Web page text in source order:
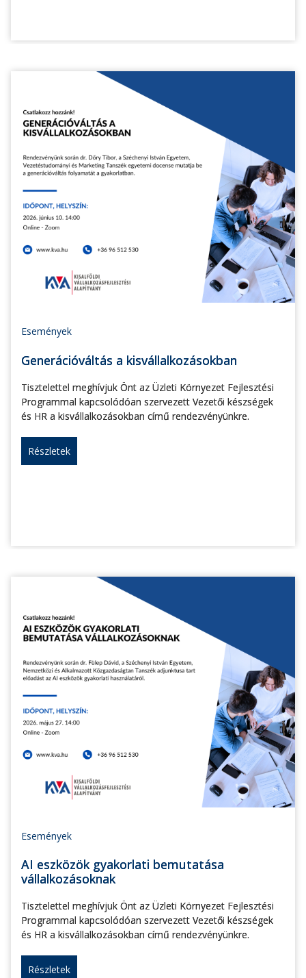
Események
Generációváltás a kisvállalkozásokban
Tisztelettel meghívjuk Önt az Üzleti Környezet Fejlesztési
Programmal kapcsolódóan szervezett Vezetői készségek
és HR a kisvállalkozásokban című rendezvényünkre.
Részletek
Események
AI eszközök gyakorlati bemutatása
vállalkozásoknak
Tisztelettel meghívjuk Önt az Üzleti Környezet Fejlesztési
Programmal kapcsolódóan szervezett Vezetői készségek
és HR a kisvállalkozásokban című rendezvényünkre.
Részletek